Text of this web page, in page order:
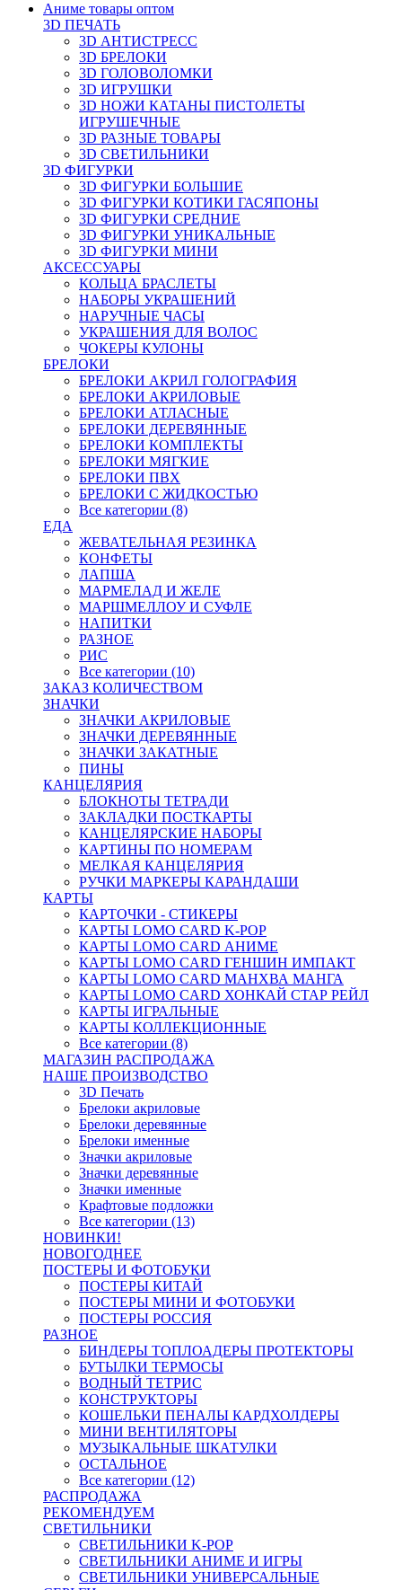
Аниме товары оптом
3D ПЕЧАТЬ
3D АНТИСТРЕСС
3D БРЕЛОКИ
3D ГОЛОВОЛОМКИ
3D ИГРУШКИ
3D НОЖИ КАТАНЫ ПИСТОЛЕТЫ
ИГРУШЕЧНЫЕ
3D РАЗНЫЕ ТОВАРЫ
3D СВЕТИЛЬНИКИ
3D ФИГУРКИ
3D ФИГУРКИ БОЛЬШИЕ
3D ФИГУРКИ КОТИКИ ГАСЯПОНЫ
3D ФИГУРКИ СРЕДНИЕ
3D ФИГУРКИ УНИКАЛЬНЫЕ
3D ФИГУРКИ МИНИ
АКСЕССУАРЫ
КОЛЬЦА БРАСЛЕТЫ
НАБОРЫ УКРАШЕНИЙ
НАРУЧНЫЕ ЧАСЫ
УКРАШЕНИЯ ДЛЯ ВОЛОС
ЧОКЕРЫ КУЛОНЫ
БРЕЛОКИ
БРЕЛОКИ АКРИЛ ГОЛОГРАФИЯ
БРЕЛОКИ АКРИЛОВЫЕ
БРЕЛОКИ АТЛАСНЫЕ
БРЕЛОКИ ДЕРЕВЯННЫЕ
БРЕЛОКИ КОМПЛЕКТЫ
БРЕЛОКИ МЯГКИЕ
БРЕЛОКИ ПВХ
БРЕЛОКИ С ЖИДКОСТЬЮ
Все категории (8)
ЕДА
ЖЕВАТЕЛЬНАЯ РЕЗИНКА
КОНФЕТЫ
ЛАПША
МАРМЕЛАД И ЖЕЛЕ
МАРШМЕЛЛОУ И СУФЛЕ
НАПИТКИ
РАЗНОЕ
РИС
Все категории (10)
ЗАКАЗ КОЛИЧЕСТВОМ
ЗНАЧКИ
ЗНАЧКИ АКРИЛОВЫЕ
ЗНАЧКИ ДЕРЕВЯННЫЕ
ЗНАЧКИ ЗАКАТНЫЕ
ПИНЫ
КАНЦЕЛЯРИЯ
БЛОКНОТЫ ТЕТРАДИ
ЗАКЛАДКИ ПОСТКАРТЫ
КАНЦЕЛЯРСКИЕ НАБОРЫ
КАРТИНЫ ПО НОМЕРАМ
МЕЛКАЯ КАНЦЕЛЯРИЯ
РУЧКИ МАРКЕРЫ КАРАНДАШИ
КАРТЫ
КАРТОЧКИ - СТИКЕРЫ
КАРТЫ LOMO CARD K-POP
КАРТЫ LOMO CARD АНИМЕ
КАРТЫ LOMO CARD ГЕНШИН ИМПАКТ
КАРТЫ LOMO CARD МАНХВА МАНГА
КАРТЫ LOMO CARD ХОНКАЙ СТАР РЕЙЛ
КАРТЫ ИГРАЛЬНЫЕ
КАРТЫ КОЛЛЕКЦИОННЫЕ
Все категории (8)
МАГАЗИН РАСПРОДАЖА
НАШЕ ПРОИЗВОДСТВО
3D Печать
Брелоки акриловые
Брелоки деревянные
Брелоки именные
Значки акриловые
Значки деревянные
Значки именные
Крафтовые подложки
Все категории (13)
НОВИНКИ!
НОВОГОДНЕЕ
ПОСТЕРЫ И ФОТОБУКИ
ПОСТЕРЫ КИТАЙ
ПОСТЕРЫ МИНИ И ФОТОБУКИ
ПОСТЕРЫ РОССИЯ
РАЗНОЕ
БИНДЕРЫ ТОПЛОАДЕРЫ ПРОТЕКТОРЫ
БУТЫЛКИ ТЕРМОСЫ
ВОДНЫЙ ТЕТРИС
КОНСТРУКТОРЫ
КОШЕЛЬКИ ПЕНАЛЫ КАРДХОЛДЕРЫ
МИНИ ВЕНТИЛЯТОРЫ
МУЗЫКАЛЬНЫЕ ШКАТУЛКИ
ОСТАЛЬНОЕ
Все категории (12)
РАСПРОДАЖА
РЕКОМЕНДУЕМ
СВЕТИЛЬНИКИ
СВЕТИЛЬНИКИ K-POP
СВЕТИЛЬНИКИ АНИМЕ И ИГРЫ
СВЕТИЛЬНИКИ УНИВЕРСАЛЬНЫЕ